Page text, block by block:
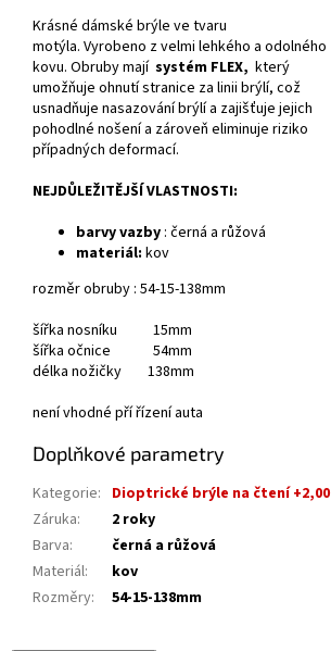
Krásné dámské brýle ve tvaru
motýla. Vyrobeno z velmi lehkého a odolného
kovu. Obruby mají systém FLEX, který
umožňuje ohnutí stranice za linii brýlí, což
usnadňuje nasazování brýlí a zajišťuje jejich
pohodlné nošení a zároveň eliminuje riziko
případných deformací.
NEJDŮLEŽITĚJŠÍ VLASTNOSTI:
barvy vazby : černá a růžová
materiál: kov
rozměr obruby : 54-15-138mm
šířka nosníku 15mm
šířka očnice 54mm
délka nožičky 138mm
není vhodné pří řízení auta
Doplňkové parametry
Kategorie: Dioptrické brýle na čtení +2,00
Záruka:
2 roky
Barva:
černá a růžová
Materiál:
kov
Rozměry: 54-15-138mm